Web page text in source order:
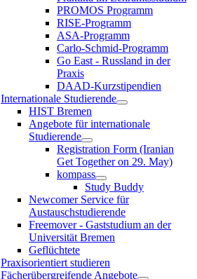
PROMOS Programm
RISE-Programm
ASA-Programm
Carlo-Schmid-Programm
Go East - Russland in der
Praxis
DAAD-Kurzstipendien
Internationale Studierende
HIST Bremen
Angebote für internationale
Studierende
Registration Form (Iranian
Get Together on 29. May)
kompass
Study Buddy
Newcomer Service für
Austauschstudierende
Freemover - Gaststudium an der
Universität Bremen
Geflüchtete
Praxisorientiert studieren
Fächerübergreifende Angebote